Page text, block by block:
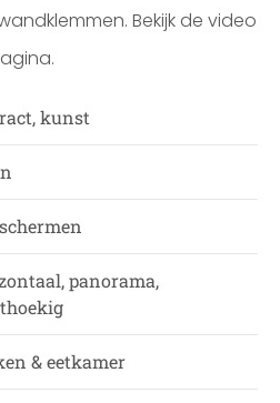
Bekijk de video
kunst
panorama,
& eetkamer